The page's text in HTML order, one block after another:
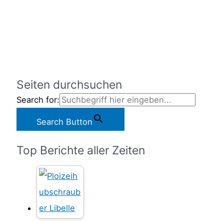
Seiten durchsuchen
Search for:
Search Button
Top Berichte aller Zeiten